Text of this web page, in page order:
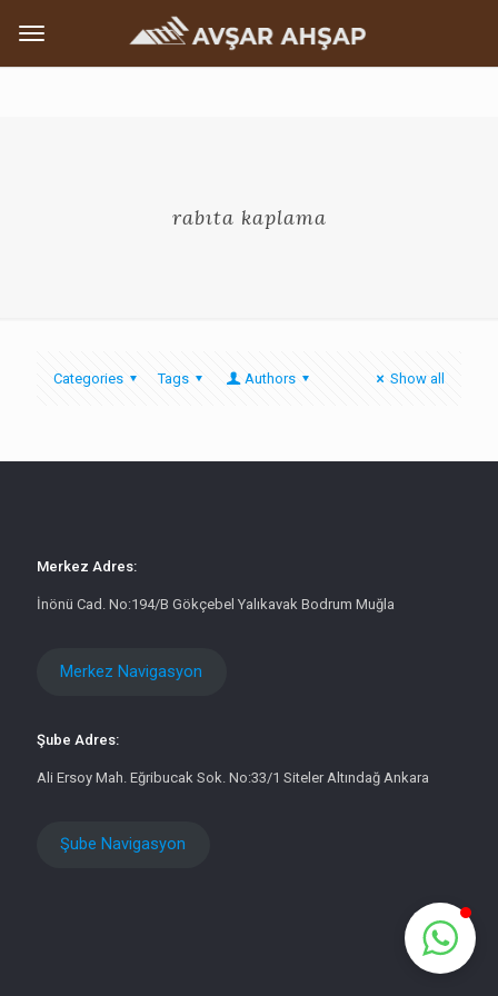
rabıta kaplama
Categories Tags Authors Show all
Merkez Adres:
İnönü Cad. No:194/B Gökçebel Yalıkavak Bodrum Muğla
Merkez Navigasyon
Şube Adres:
Ali Ersoy Mah. Eğribucak Sok. No:33/1 Siteler Altındağ Ankara
Şube Navigasyon